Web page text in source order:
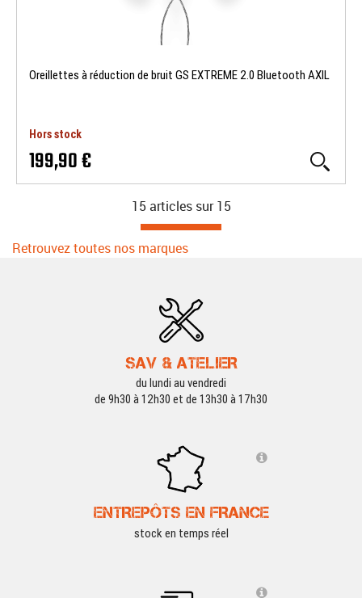
Oreillettes à réduction de bruit GS EXTREME 2.0 Bluetooth AXIL
Hors stock
199,90 €
15 articles sur 15
Retrouvez toutes nos marques
SAV & ATELIER
du lundi au vendredi
de 9h30 à 12h30 et de 13h30 à 17h30
ENTREPÔTS EN FRANCE
stock en temps réel